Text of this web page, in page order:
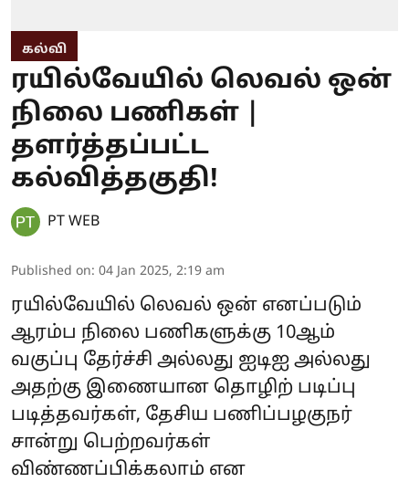
கல்வி
ரயில்வேயில் லெவல் ஒன்
நிலை பணிகள் |
தளர்த்தப்பட்ட
கல்வித்தகுதி!
PT WEB
Published on: 04 Jan 2025, 2:19 am
ரயில்வேயில் லெவல் ஒன் எனப்படும்
ஆரம்ப நிலை பணிகளுக்கு 10ஆம்
வகுப்பு தேர்ச்சி அல்லது ஐடிஐ அல்லது
அதற்கு இணையான தொழிற் படிப்பு
படித்தவர்கள், தேசிய பணிப்பழகுநர்
சான்று பெற்றவர்கள்
விண்ணப்பிக்கலாம் என